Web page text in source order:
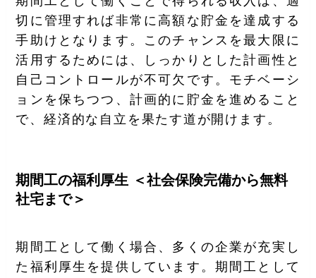
切に管理すれば非常に高額な貯金を達成する
手助けとなります。このチャンスを最大限に
活用するためには、しっかりとした計画性と
自己コントロールが不可欠です。モチベーシ
ョンを保ちつつ、計画的に貯金を進めること
で、経済的な自立を果たす道が開けます。
期間工の福利厚生 ＜社会保険完備から無料
社宅まで＞
期間工として働く場合、多くの企業が充実し
た福利厚生を提供しています。期間工として